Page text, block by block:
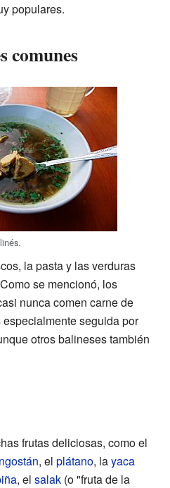
populares.
comunes
la pasta y las verduras
se mencionó, los
nunca comen carne de
seguida por
otros balineses también
frutas deliciosas, como el
, el plátano, layaca
, el salak (o "fruta de la